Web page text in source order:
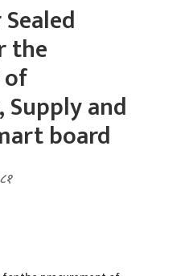
the
and
board